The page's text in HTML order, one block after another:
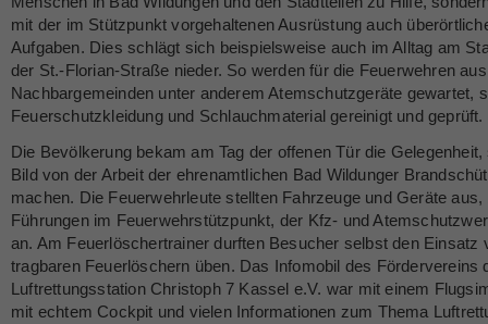
mit der im Stützpunkt vorgehaltenen Ausrüstung auch
Aufgaben. Dies schlägt sich beispielsweise auch im Alltag am
der St.-Florian-Straße nieder. So werden für die Feuerwehren
Nachbargemeinden unter anderem Atemschutzgeräte gewartet,
Feuerschutzkleidung und Schlauchmaterial gereinigt und geprüft.
Die Bevölkerung bekam am Tag der offenen Tür die Gelegenheit,
Bild von der Arbeit der ehrenamtlichen Bad Wildunger
machen. Die Feuerwehrleute stellten Fahrzeuge und Geräte aus,
Führungen im Feuerwehrstützpunkt, der Kfz- und
an. Am Feuerlöschertrainer durften Besucher selbst den Einsatz
tragbaren Feuerlöschern üben. Das Infomobil des Fördervereins
Luftrettungsstation Christoph 7 Kassel e.V. war mit einem
mit echtem Cockpit und vielen Informationen zum Thema